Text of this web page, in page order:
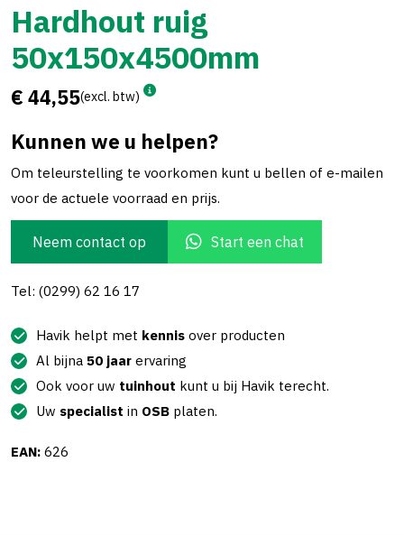
Hardhout ruig
50x150x4500mm
€ 44,55(excl. btw)
Kunnen we u helpen?
Om teleurstelling te voorkomen kunt u bellen of e-mailen
voor de actuele voorraad en prijs.
Neem contact op Start een chat
Tel: (0299) 62 16 17
Havik helpt met kennis over producten
Al bijna 50 jaar ervaring
Ook voor uw tuinhout kunt u bij Havik terecht.
Uw specialist in OSB platen.
EAN: 626